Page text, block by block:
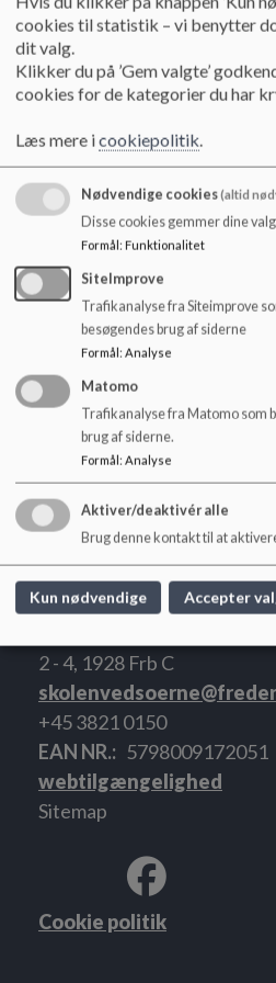
årgangen, og giver en anderledes
oplever.
Der er fokus på at fordybe sig i
elevernes læring og skaber en
ekskursioner, som f.eks.
projektarbejdet.
Den sidste af projektugerne er hele
ligger ugen før påske. I Søbyuge
tværfaglige aktiviteter. Det er en
samarbejdet mellem alle elever på
praktisk og inspirerende
Projektugerne understøtter
fællesskab samt
mulighed for at dyrke sociale
øvrige årgange. Dette skaber et
fremmer samarbejde, hvilket
sociale relationer mellem eleverne.
Skolen ved Søerne
2 - 4, 1928 Frb C
+45 3821 0150
EAN NR.
5798009172051
webtilgængelighed
Sitemap
Cookie politik
cookies til statistik – vi benytter
dit valg.
Klikker du på ’Gem valgte’
cookies for de kategorier du har
Læs mere icookiepolitik.
Nødvendige cookies(altid
Disse cookies gemmer dine
Formål: Funktionalitet
SiteImprove
Trafikanalyse fra Siteimprove
besøgendes brug af siderne
Formål: Analyse
Matomo
Trafikanalyse fra Matomo som
brug af siderne.
Formål: Analyse
Aktiver/deaktivér alle
Brug denne kontakt til at
Kun nødvendige Accepter